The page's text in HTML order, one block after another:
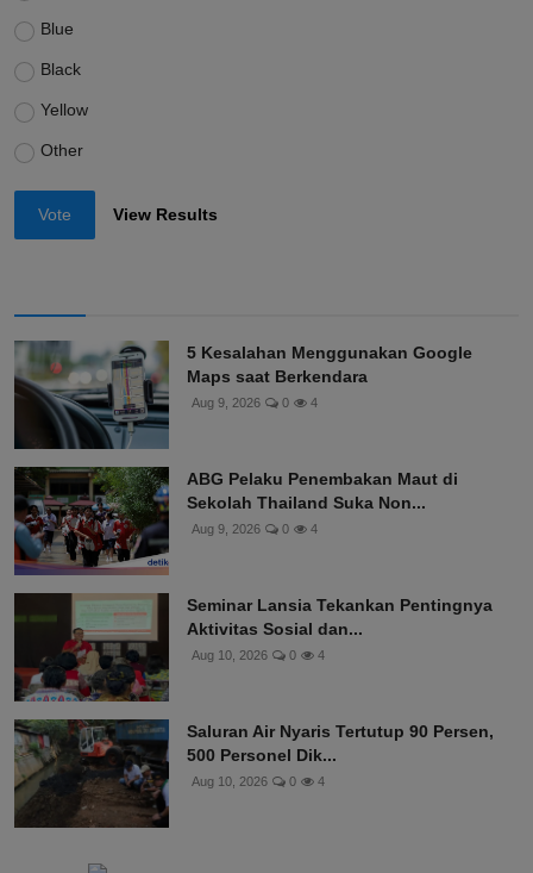
Blue
Black
Yellow
Other
Vote View Results
5 Kesalahan Menggunakan Google
Maps saat Berkendara
Aug 9, 2026 0 4
ABG Pelaku Penembakan Maut di
Sekolah Thailand Suka Non...
Aug 9, 2026 0 4
Seminar Lansia Tekankan Pentingnya
Aktivitas Sosial dan...
Aug 10, 2026 0 4
Saluran Air Nyaris Tertutup 90 Persen,
500 Personel Dik...
Aug 10, 2026 0 4